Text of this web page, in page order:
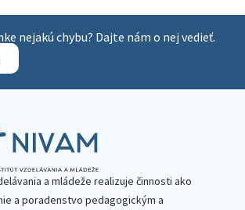
nejakú chybu? Dajte nám o nej vedieť.
a mládeže realizuje činnosti ako
a poradenstvo pedagogickým a